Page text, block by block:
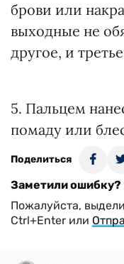
брови или
выходные не
другое, и
5. Пальцем
помаду или
Поделиться
Заметили ошибку?
Пожалуйста,
Ctrl+Enter или